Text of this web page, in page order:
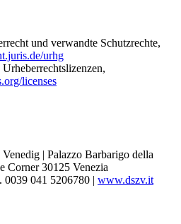
und verwandte Schutzrechte,
urhg
licenses
| Palazzo Barbarigo della
Corner 30125 Venezia
0039 041 5206780 | www.dszv.it